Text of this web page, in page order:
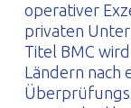
operativer
privaten
Titel BMC
Ländern nach